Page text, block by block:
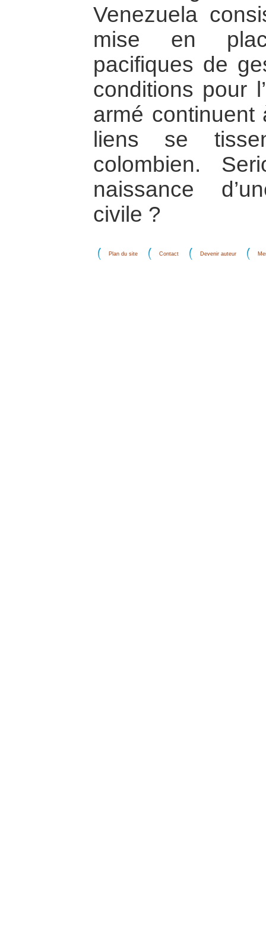
Venezuela
mise en
pacifiques de
conditions pour
armé continuent
liens se
colombien.
naissance
civile ?
Plan du site Contact Devenir auteur